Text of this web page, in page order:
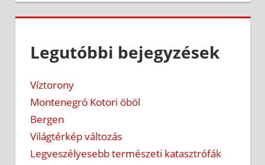
Legutóbbi bejegyzések
Víztorony
Montenegró Kotori öböl
Bergen
Világtérkép változás
Legveszélyesebb természeti katasztrófák